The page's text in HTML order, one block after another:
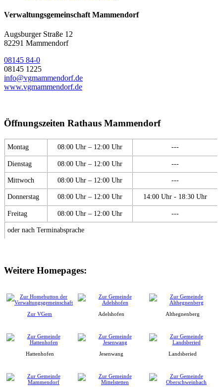
Verwaltungsgemeinschaft Mammendorf
Augsburger Straße 12
82291 Mammendorf
08145 84-0
08145 1225
info@vgmammendorf.de
www.vgmammendorf.de
Öffnungszeiten Rathaus Mammendorf
Montag 08:00 Uhr – 12:00 Uhr ---
Dienstag 08:00 Uhr – 12:00 Uhr ---
Mittwoch 08:00 Uhr – 12:00 Uhr ---
Donnerstag 08:00 Uhr – 12:00 Uhr 14:00 Uhr - 18:30 Uhr
Freitag 08:00 Uhr – 12:00 Uhr ---
oder nach Terminabsprache
Weitere Homepages:
Zur VGem Adelshofen Althegnenberg
Hattenhofen Jesenwang Landsberied